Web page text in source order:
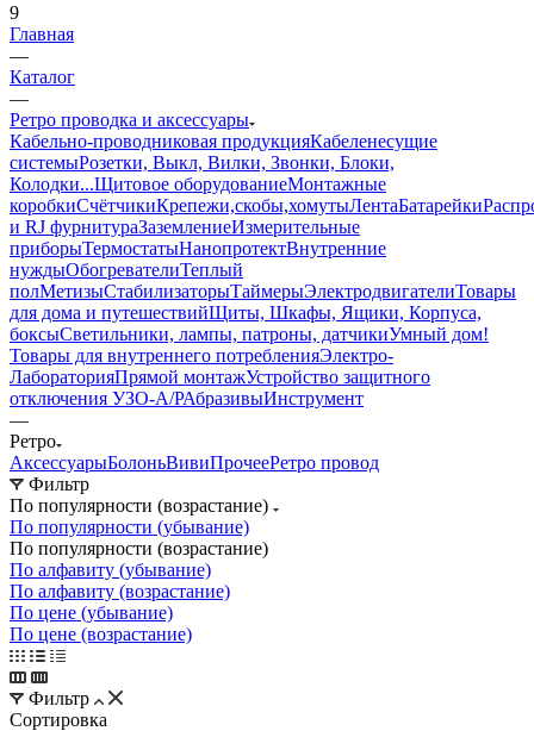
9
Главная
—
Каталог
—
Ретро проводка и аксессуары
Кабельно-проводниковая продукцияКабеленесущие
системыРозетки, Выкл, Вилки, Звонки, Блоки,
Колодки...Щитовое оборудованиеМонтажные
коробкиСчётчикиКрепежи,скобы,хомутыЛентаБатарейки
и RJ фурнитураЗаземлениеИзмерительные
приборыТермостатыНанопротектВнутренние
нуждыОбогревателиТеплый
полМетизыСтабилизаторыТаймерыЭлектродвигателиТовары
для дома и путешествийЩиты, Шкафы, Ящики, Корпуса,
боксыСветильники, лампы, патроны, датчикиУмный дом!
Товары для внутреннего потребленияЭлектро-
ЛабораторияПрямой монтажУстройство защитного
отключения УЗО-А/РАбразивыИнструмент
—
Ретро
АксессуарыБолоньВивиПрочееРетро провод
Фильтр
По популярности (возрастание)
По популярности (убывание)
По популярности (возрастание)
По алфавиту (убывание)
По алфавиту (возрастание)
По цене (убывание)
По цене (возрастание)
Фильтр
Сортировка